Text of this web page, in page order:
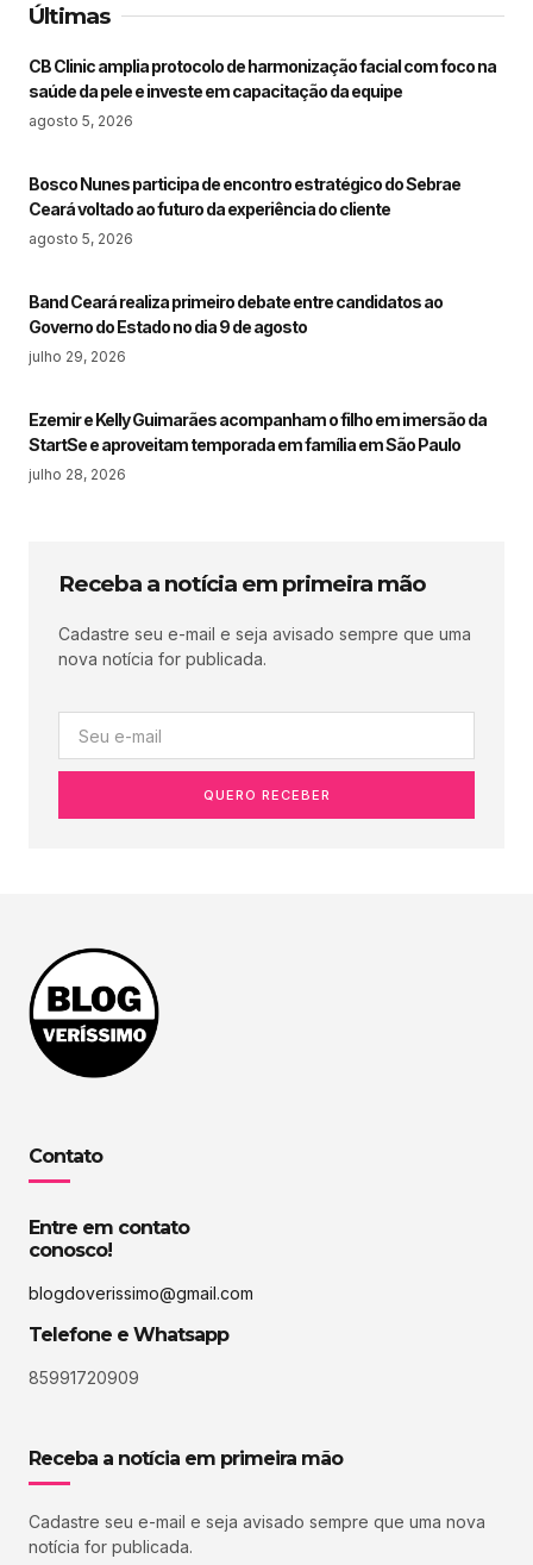
Últimas
CB Clinic amplia protocolo de harmonização facial com foco na
saúde da pele e investe em capacitação da equipe
agosto 5, 2026
Bosco Nunes participa de encontro estratégico do Sebrae
Ceará voltado ao futuro da experiência do cliente
agosto 5, 2026
Band Ceará realiza primeiro debate entre candidatos ao
Governo do Estado no dia 9 de agosto
julho 29, 2026
Ezemir e Kelly Guimarães acompanham o filho em imersão da
StartSe e aproveitam temporada em família em São Paulo
julho 28, 2026
Receba a notícia em primeira mão
Cadastre seu e-mail e seja avisado sempre que uma
nova notícia for publicada.
QUERO RECEBER
Contato
Entre em contato
conosco!
blogdoverissimo@gmail.com
Telefone e Whatsapp
85991720909
Receba a notícia em primeira mão
Cadastre seu e-mail e seja avisado sempre que uma nova
notícia for publicada.